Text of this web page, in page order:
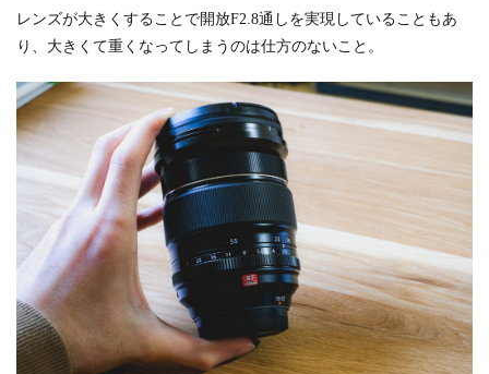
レンズが大きくすることで開放F2.8通しを実現していることもあ
り、大きくて重くなってしまうのは仕方のないこと。